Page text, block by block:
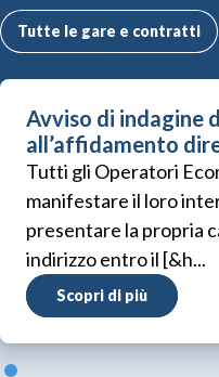
Tutte le gare e contratti
Avviso di indagine
all’affidamento
Tutti gli Operatori
manifestare il loro
presentare la propria
indirizzo entro il [&h...
Scopri di più